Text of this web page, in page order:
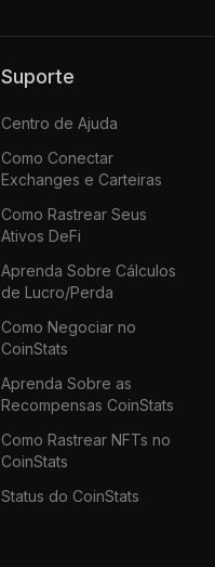
Suporte
Centro de Ajuda
Como Conectar
Exchanges e Carteiras
Como Rastrear Seus
Ativos DeFi
Aprenda Sobre Cálculos
de Lucro/Perda
Como Negociar no
CoinStats
Aprenda Sobre as
Recompensas CoinStats
Como Rastrear NFTs no
CoinStats
Status do CoinStats